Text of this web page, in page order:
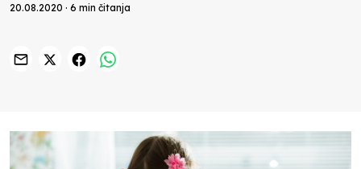
20.08.2020 · 6 min čitanja